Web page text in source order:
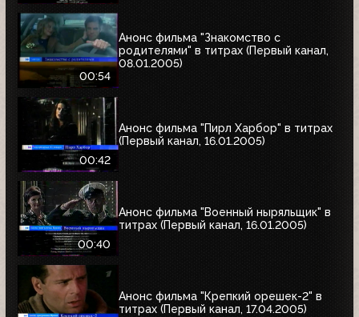
00:54
Анонс фильма "Знакомство с
родителями" в титрах (Первый канал,
08.01.2005)
00:42
Анонс фильма "Пирл Харбор" в титрах
(Первый канал, 16.01.2005)
00:40
Анонс фильма "Военный ныряльщик" в
титрах (Первый канал, 16.01.2005)
Анонс фильма "Крепкий орешек-2" в
титрах (Первый канал, 17.04.2005)